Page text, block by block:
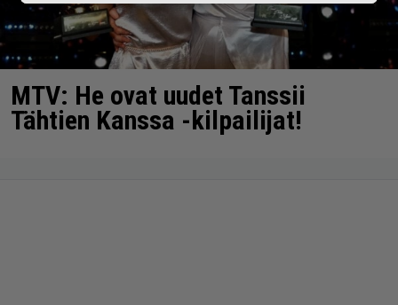
MTV: He ovat uudet Tanssii
Tähtien Kanssa -kilpailijat!